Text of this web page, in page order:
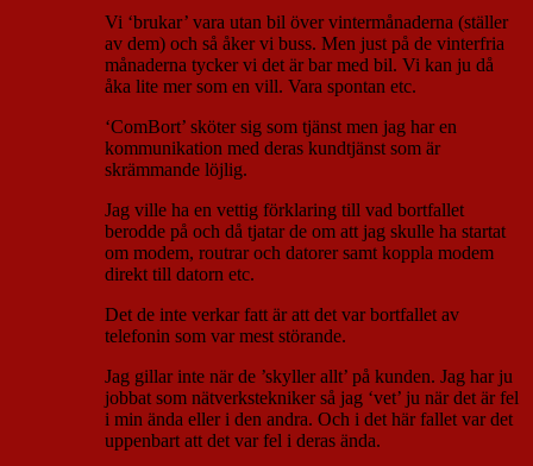
Vi ‘brukar’ vara utan bil över vintermånaderna (ställer
av dem) och så åker vi buss. Men just på de vinterfria
månaderna tycker vi det är bar med bil. Vi kan ju då
åka lite mer som en vill. Vara spontan etc.
‘ComBort’ sköter sig som tjänst men jag har en
kommunikation med deras kundtjänst som är
skrämmande löjlig.
Jag ville ha en vettig förklaring till vad bortfallet
berodde på och då tjatar de om att jag skulle ha startat
om modem, routrar och datorer samt koppla modem
direkt till datorn etc.
Det de inte verkar fatt är att det var bortfallet av
telefonin som var mest störande.
Jag gillar inte när de ’skyller allt’ på kunden. Jag har ju
jobbat som nätverkstekniker så jag ‘vet’ ju när det är fel
i min ända eller i den andra. Och i det här fallet var det
uppenbart att det var fel i deras ända.